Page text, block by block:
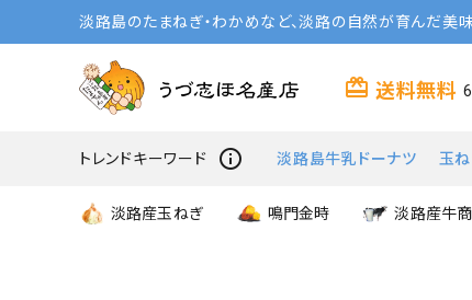
淡路島のたまねぎ・わかめなど、淡路の自然が育んだ美
card_giftcard 送料無料
トレンドキーワード info_outline 淡路島牛乳ドーナツ 玉
淡路産玉ねぎ 鳴門金時 淡路産牛